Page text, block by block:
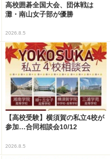
高校囲碁全国大会、団体戦は
灘・南山女子部が優勝
2026.8.5
【高校受験】横須賀の私立4校が
参加…合同相談会10/12
2026.8.5